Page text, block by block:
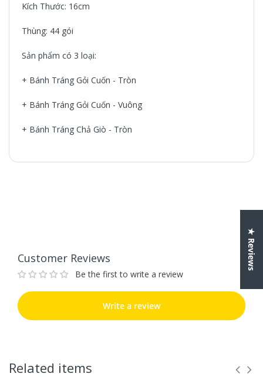
Kích Thước: 16cm
Thùng: 44 gói
Sản phẩm có 3 loại:
+ Bánh Tráng Gỏi Cuốn - Tròn
+ Bánh Tráng Gỏi Cuốn - Vuông
+ Bánh Tráng Chả Giò - Tròn
Customer Reviews
Customer Reviews
Be the first to write a review
Write a review
Related items
★ Reviews